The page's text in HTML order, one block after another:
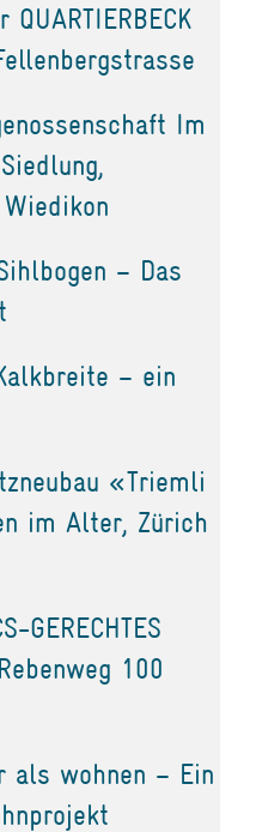
Im
– Das
– ein
«Triemli
im Alter, Zürich
GERECHTES
100
als wohnen – Ein